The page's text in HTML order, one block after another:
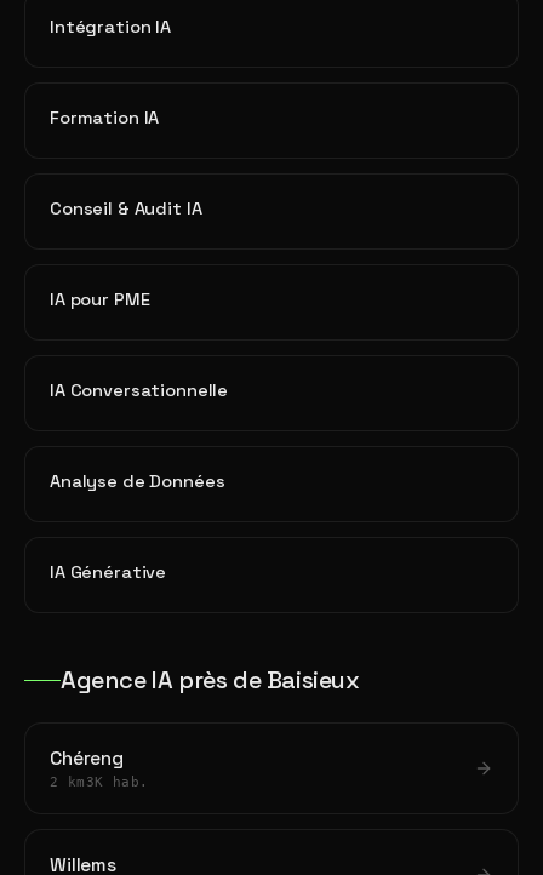
Intégration IA
Formation IA
Conseil & Audit IA
IA pour PME
IA Conversationnelle
Analyse de Données
IA Générative
Agence IA près de Baisieux
Chéreng
2 km 3K hab.
Willems